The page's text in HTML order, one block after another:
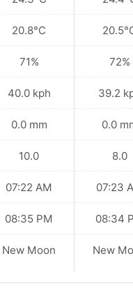
20.8°C
71%
40.0 kph
0.0 mm
10.0
07:22 AM
08:35 PM
New Moon
72%
39.2
0.0
8.0
07:23
08:34
New